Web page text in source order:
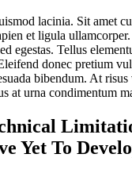
lacinia. Sit amet
et ligula
egestas. Tellus
donec pretium
bibendum. At
at urna condimentum
Yet To